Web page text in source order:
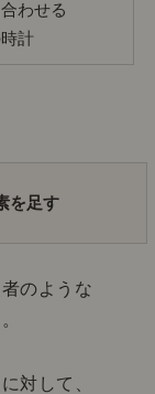
わせる
計
を足す
のような
対して、